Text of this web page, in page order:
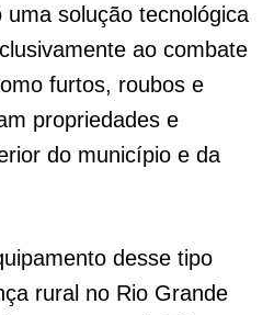
solução tecnológica
ao combate
furtos, roubos e
propriedades e
do município e da
desse tipo
rural no Rio Grande